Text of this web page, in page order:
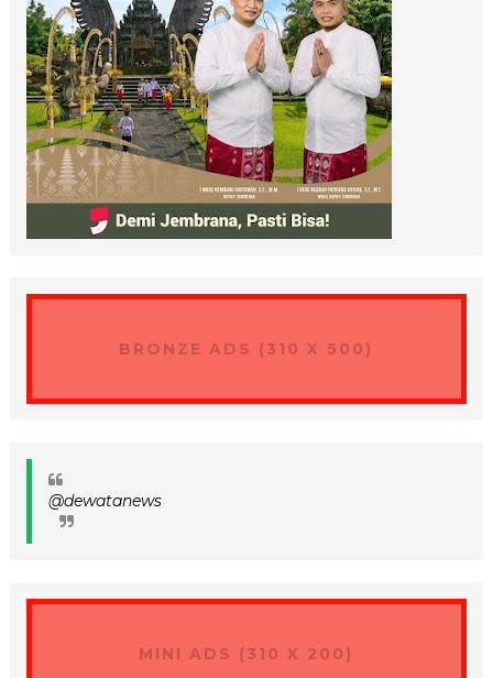
BRONZE ADS (310 X 500)
@dewatanews
MINI ADS (310 X 200)